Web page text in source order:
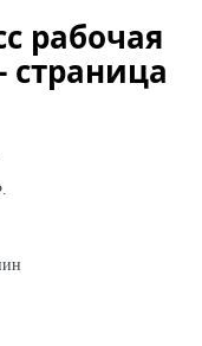
рабочая
страница